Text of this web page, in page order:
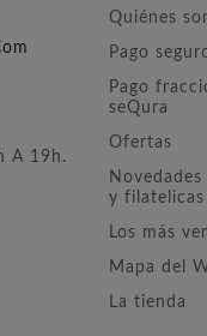
A 19h.
Quiénes
Pago
Pago
seQura
Ofertas
y filatelicas
Los más
Mapa del
La tienda